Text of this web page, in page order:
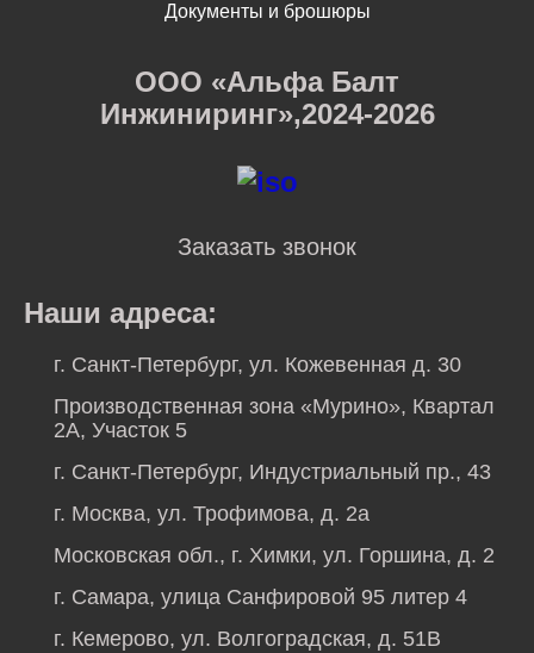
Документы и брошюры
ООО «Альфа Балт
Инжиниринг»,2024-2026
Заказать звонок
Наши адреса:
г. Санкт-Петербург, ул. Кожевенная д. 30
Производственная зона «Мурино», Квартал
2А, Участок 5
г. Санкт-Петербург, Индустриальный пр., 43
г. Москва, ул. Трофимова, д. 2а
Московская обл., г. Химки, ул. Горшина, д. 2
г. Самара, улица Санфировой 95 литер 4
г. Кемерово, ул. Волгоградская, д. 51В